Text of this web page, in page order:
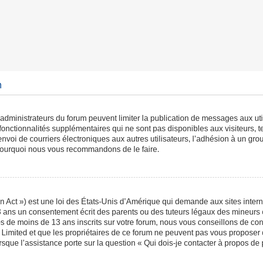
du forum peuvent limiter la publication de messages aux
supplémentaires qui ne sont pas disponibles aux visiteurs,
de courriers électroniques aux autres utilisateurs, l’adhésion à un
nous vous recommandons de le faire.
Act ») est une loi des États-Unis d’Amérique qui demande aux sites
un consentement écrit des parents ou des tuteurs légaux des
de moins de 13 ans inscrits sur votre forum, nous vous conseillons de
et que les propriétaires de ce forum ne peuvent pas vous proposer
l’assistance porte sur la question « Qui dois-je contacter à propos de